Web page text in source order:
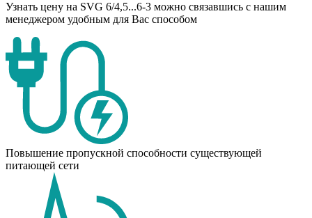
Узнать цену на SVG 6/4,5...6-3 можно связавшись с нашим
менеджером удобным для Вас способом
Повышение пропускной способности существующей
питающей сети